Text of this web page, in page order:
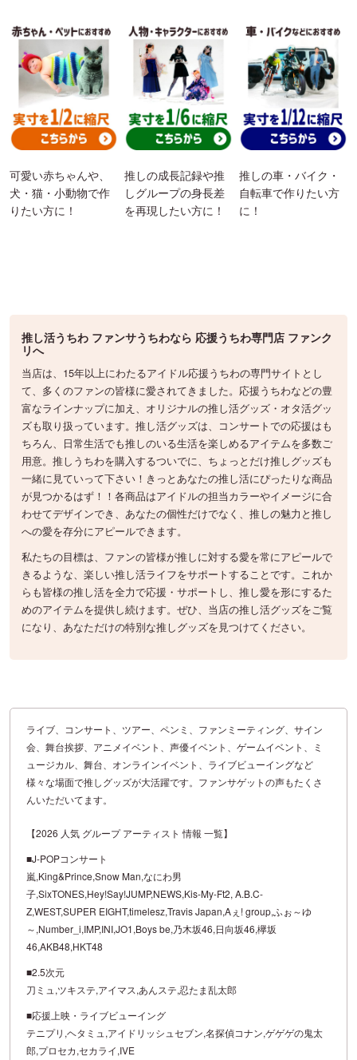
可愛い赤ちゃんや、
犬・猫・小動物で作
りたい方に！
推しの成長記録や推
しグループの身長差
を再現したい方に！
推しの車・バイク・
自転車で作りたい方
に！
推し活うちわ ファンサうちわなら 応援うちわ専門店 ファンク
リへ
当店は、15年以上にわたるアイドル応援うちわの専門サイトとし
て、多くのファンの皆様に愛されてきました。応援うちわなどの豊
富なラインナップに加え、オリジナルの推し活グッズ・オタ活グッ
ズも取り扱っています。推し活グッズは、コンサートでの応援はも
ちろん、日常生活でも推しのいる生活を楽しめるアイテムを多数ご
用意。推しうちわを購入するついでに、ちょっとだけ推しグッズも
一緒に見ていって下さい！きっとあなたの推し活にぴったりな商品
が見つかるはず！！各商品はアイドルの担当カラーやイメージに合
わせてデザインでき、あなたの個性だけでなく、推しの魅力と推し
への愛を存分にアピールできます。
私たちの目標は、ファンの皆様が推しに対する愛を常にアピールで
きるような、楽しい推し活ライフをサポートすることです。これか
らも皆様の推し活を全力で応援・サポートし、推し愛を形にするた
めのアイテムを提供し続けます。ぜひ、当店の推し活グッズをご覧
になり、あなただけの特別な推しグッズを見つけてください。
ライブ、コンサート、ツアー、ペンミ、ファンミーティング、サイン
会、舞台挨拶、アニメイベント、声優イベント、ゲームイベント、ミ
ュージカル、舞台、オンラインイベント、ライブビューイングなど
様々な場面で推しグッズが大活躍です。ファンサゲットの声もたくさ
んいただいてます。
【2026 人気 グループ アーティスト 情報 一覧】
■J-POPコンサート
嵐,King&Prince,Snow Man,なにわ男
子,SixTONES,Hey!Say!JUMP,NEWS,Kis-My-Ft2, A.B.C-
Z,WEST,SUPER EIGHT,timelesz,Travis Japan,Aぇ! group,ふぉ～ゆ
～,Number_i,IMP,INI,JO1,Boys be,乃木坂46,日向坂46,欅坂
46,AKB48,HKT48
■2.5次元
刀ミュ,ツキステ,アイマス,あんステ,忍たま乱太郎
■応援上映・ライブビューイング
テニプリ,ヘタミュ,アイドリッシュセブン,名探偵コナン,ゲゲゲの鬼太
郎,プロセカ,セカライ,IVE